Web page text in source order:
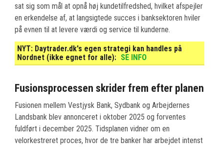
sat sig som mål at opnå høj kundetilfredshed, hvilket afspejler
en erkendelse af, at langsigtede succes i banksektoren hviler
på evnen til at levere værdi og service til kunderne.
NYT: Daytrader.dk's egen strategi kan handles på
Nordnet (ikke egnet for alle): SE INFO
Fusionsprocessen skrider frem efter planen
Fusionen mellem Vestjysk Bank, Sydbank og Arbejdernes
Landsbank blev annonceret i oktober 2025 og forventes
fuldført i december 2025. Tidsplanen vidner om en
velorkestreret proces, hvor de tre banker har arbejdet intenst